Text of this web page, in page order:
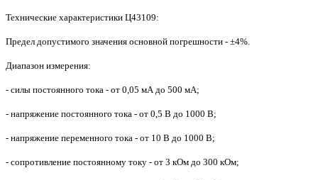
Технические характеристики Ц43109:
Предел допустимого значения основной погрешности - ±4%.
Диапазон измерения:
- силы постоянного тока - от 0,05 мА до 500 мА;
- напряжение постоянного тока - от 0,5 В до 1000 В;
- напряжение переменного тока - от 10 В до 1000 В;
- сопротивление постоянному току - от 3 кОм до 300 кОм;